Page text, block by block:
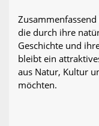
die durch ihre
Geschichte und
bleibt ein
aus Natur, Kultur
möchten.